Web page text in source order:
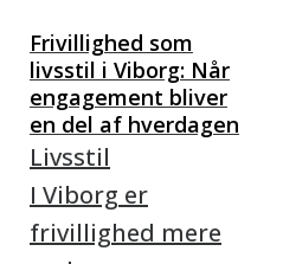
Frivillighed som
livsstil i Viborg: Når
engagement bliver
en del af hverdagen
Livsstil
I Viborg er
frivillighed mere